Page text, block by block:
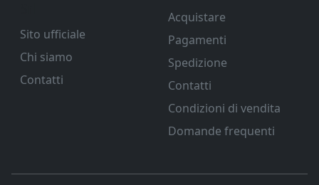
Sito ufficiale
Chi siamo
Contatti
Acquistare
Pagamenti
Spedizione
Contatti
Condizioni di vendita
Domande frequenti